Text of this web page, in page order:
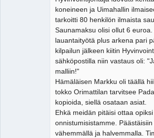
koneineen ja Uimahallin
tarkoitti 80 henkilön ilmaista
Saunamaksu olisi ollut 6
lauantaityötä plus arkena pari
kilpailun jälkeen kiitin
sähköpostilla niin vastaus oli:
malliin!"
Hämäläisen Markku oli täällä
tokko Orimattilan tarvitsee
kopioida, siellä osataan asiat.
Ehkä meidän pitäisi ottaa
onnistumisistamme.
vähemmällä ja halvemmalla.